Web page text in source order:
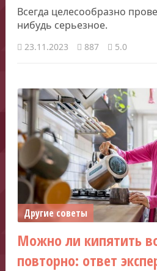
Всегда целесообразно
нибудь серьезное.
23.11.2023 887 5.0
Другие советы
Можно ли кипятить
повторно: ответ